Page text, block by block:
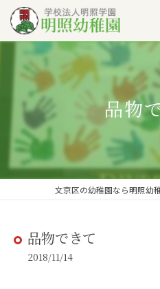
品物
文京区の幼稚園なら明照幼
品物できて
2018/11/14